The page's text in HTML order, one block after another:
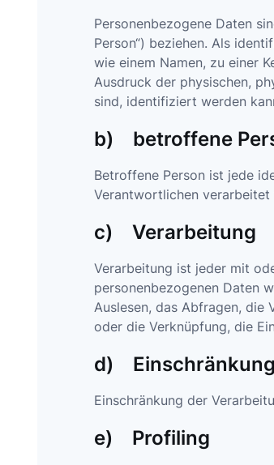
Personenbezogene Daten
Person“) beziehen. Als
wie einem Namen, zu einer
Ausdruck der physischen,
sind, identifiziert werden
b) betroffene
Betroffene Person ist jede
Verantwortlichen verarbeitet
c) Verarbeitung
Verarbeitung ist jeder mit
personenbezogenen Daten
Auslesen, das Abfragen, die
oder die Verknüpfung, die
d)
Einschränkung der
e) Profiling